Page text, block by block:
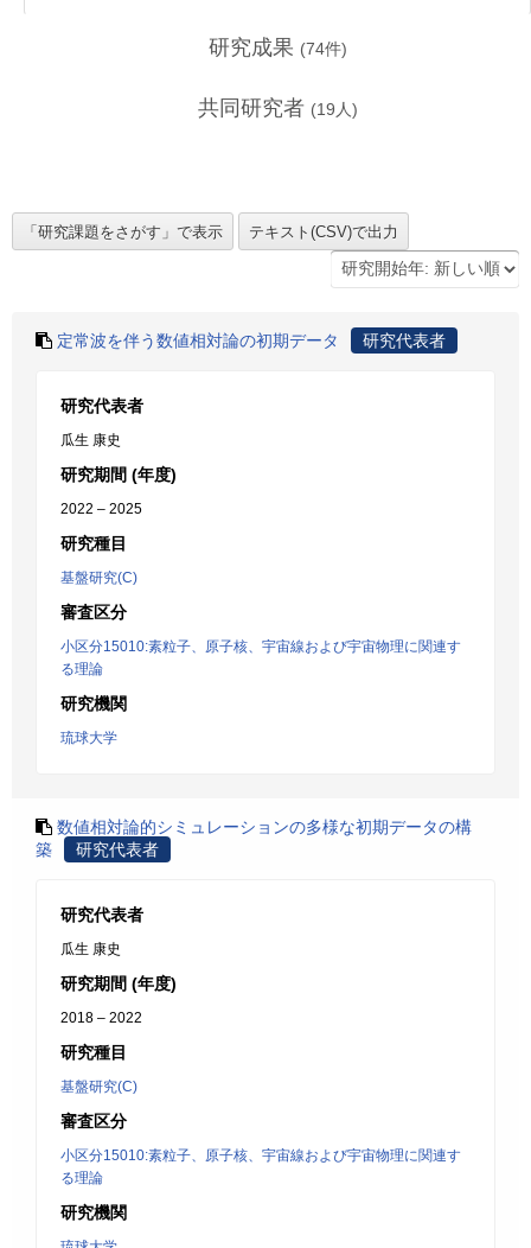
研究成果 (74件)
共同研究者 (19 人)
定常波を伴う数値相対論の初期データ 研究代表者
研究代表者
瓜生 康史
研究期間 (年度)
2022 – 2025
研究種目
基盤研究(C)
審査区分
小区分15010:素粒子、原子核、宇宙線および宇宙物理に関連す
る理論
研究機関
琉球大学
数値相対論的シミュレーションの多様な初期データの構
築
研究代表者
研究代表者
瓜生 康史
研究期間 (年度)
2018 – 2022
研究種目
基盤研究(C)
審査区分
小区分15010:素粒子、原子核、宇宙線および宇宙物理に関連す
る理論
研究機関